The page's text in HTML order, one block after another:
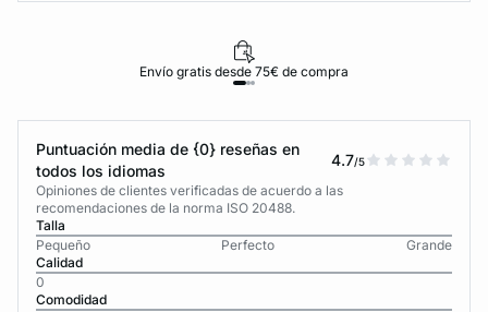
Envío gratis desde 75€ de compra
Puntuación media de {0} reseñas en
todos los idiomas
4.7/5
Opiniones de clientes verificadas de acuerdo a las
recomendaciones de la norma ISO 20488.
Talla
Pequeño
Perfecto
Grande
Calidad
0
Comodidad